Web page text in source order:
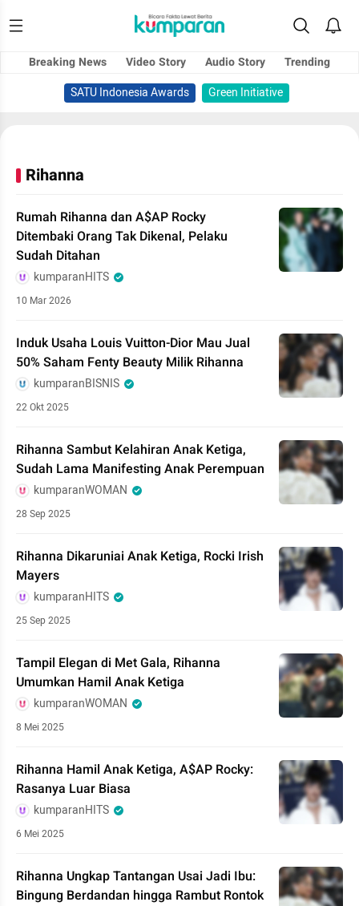
Breaking News Video Story Audio Story
Trending
SATU Indonesia Awards
Green Initiative
Rihanna
Rumah Rihanna dan A$AP Rocky
Ditembaki Orang Tak Dikenal, Pelaku
Sudah Ditahan
kumparanHITS
10 Mar 2026
Induk Usaha Louis Vuitton-Dior Mau Jual
50% Saham Fenty Beauty Milik Rihanna
kumparanBISNIS
22 Okt 2025
Rihanna Sambut Kelahiran Anak Ketiga,
Sudah Lama Manifesting Anak Perempuan
kumparanWOMAN
28 Sep 2025
Rihanna Dikaruniai Anak Ketiga, Rocki Irish
Mayers
kumparanHITS
25 Sep 2025
Tampil Elegan di Met Gala, Rihanna
Umumkan Hamil Anak Ketiga
kumparanWOMAN
8 Mei 2025
Rihanna Hamil Anak Ketiga, A$AP Rocky:
Rasanya Luar Biasa
kumparanHITS
6 Mei 2025
Rihanna Ungkap Tantangan Usai Jadi Ibu:
Bingung Berdandan hingga Rambut Rontok